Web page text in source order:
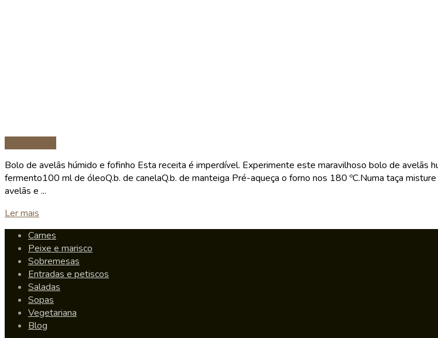
Bolo de avelãs húmido e fofinho Esta receita é imperdível. Experimente este maravilhoso bolo de
fermento100 ml de óleoQ.b. de canelaQ.b. de manteiga Pré-aqueça o forno nos 180 ºC.Numa taça
avelãs e ...
Ler mais
Carnes
Peixe e marisco
Sobremesas
Entradas e petiscos
Saladas
Sopas
Vegetariana
Blog